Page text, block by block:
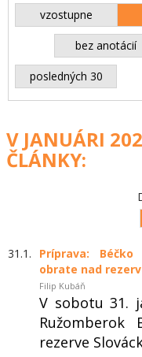
vzostupne
bez anotácií
posledných 30
V JANUÁRI
ČLÁNKY:
31.1.
Príprava:
obrate nad
Filip Kubáň
V sobotu 31.
rezerve